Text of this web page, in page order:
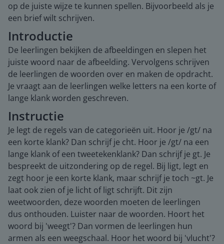
op de juiste wijze te kunnen spellen. Bijvoorbeeld als je
een brief wilt schrijven.
Introductie
De leerlingen bekijken de afbeeldingen en slepen het
juiste woord naar de afbeelding. Vervolgens schrijven
de leerlingen de woorden over en maken de opdracht.
Je vraagt aan de leerlingen welke letters na een korte of
lange klank worden geschreven.
Instructie
Je legt de regels van de categorieën uit. Hoor je /gt/ na
een korte klank? Dan schrijf je cht. Hoor je /gt/ na een
lange klank of een tweetekenklank? Dan schrijf je gt. Je
bespreekt de uitzondering op de regel. Bij ligt, legt en
zegt hoor je een korte klank, maar schrijf je toch ~gt. Je
laat ook zien of je licht of ligt schrijft. Dit zijn
weetwoorden, deze woorden moeten de leerlingen
dus onthouden. Luister naar de woorden. Hoort het
woord bij 'weegt'? Dan vormen de leerlingen hun
armen als een weegschaal. Hoor het woord bij 'vlucht'?